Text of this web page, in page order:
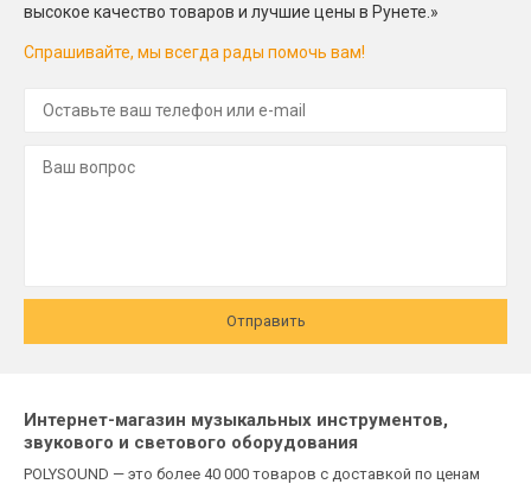
высокое качество товаров и лучшие цены в Рунете.»
Спрашивайте, мы всегда рады помочь вам!
Отправить
Интернет-магазин музыкальных инструментов,
звукового и светового оборудования
POLYSOUND — это более 40 000 товаров с доставкой по ценам